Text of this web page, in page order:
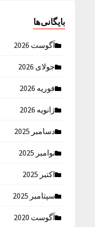
بایگانی‌ها
آگوست 2026
جولای 2026
فوریه 2026
ژانویه 2026
دسامبر 2025
نوامبر 2025
اکتبر 2025
سپتامبر 2025
آگوست 2020